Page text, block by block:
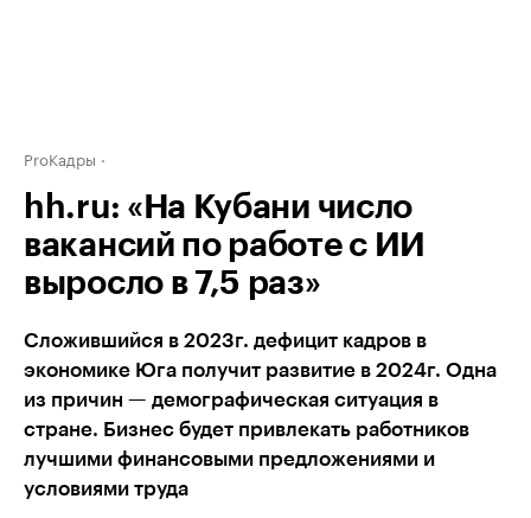
ProКадры
hh.ru: «На Кубани число
вакансий по работе с ИИ
выросло в 7,5 раз»
Сложившийся в 2023г. дефицит кадров в
экономике Юга получит развитие в 2024г. Одна
из причин — демографическая ситуация в
стране. Бизнес будет привлекать работников
лучшими финансовыми предложениями и
условиями труда